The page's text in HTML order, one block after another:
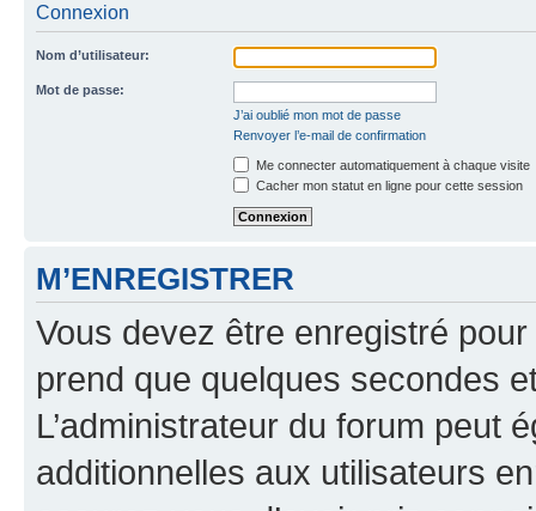
Connexion
Nom d’utilisateur:
Mot de passe:
J’ai oublié mon mot de passe
Renvoyer l’e-mail de confirmation
Me connecter automatiquement à chaque visite
Cacher mon statut en ligne pour cette session
M’ENREGISTRER
Vous devez être enregistré
prend que quelques secondes
L’administrateur du forum peut
additionnelles aux utilisateurs